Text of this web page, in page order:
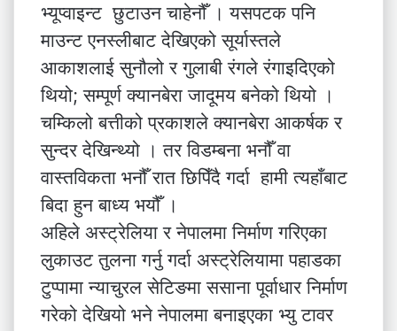
भ्यूप्वाइन्ट छुटाउन चाहेनौँ । यसपटक पनि
माउन्ट एनस्लीबाट देखिएको सूर्यास्तले
आकाशलाई सुनौलो र गुलाबी रंगले रंगाइदिएको
थियो; सम्पूर्ण क्यानबेरा जादूमय बनेको थियो ।
चम्किलो बत्तीको प्रकाशले क्यानबेरा आकर्षक र
सुन्दर देखिन्थ्यो । तर विडम्बना भनौँ वा
वास्तविकता भनौँ रात छिपिँदै गर्दा हामी त्यहाँबाट
बिदा हुन बाध्य भयौँ ।
अहिले अस्ट्रेलिया र नेपालमा निर्माण गरिएका
लुकाउट तुलना गर्नु गर्दा अस्ट्रेलियामा पहाडका
टुप्पामा न्याचुरल सेटिङमा ससाना पूर्वाधार निर्माण
गरेको देखियो भने नेपालमा बनाइएका भ्यु टावर